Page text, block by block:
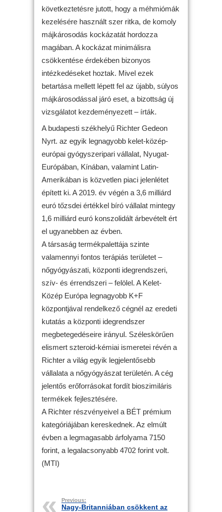
következtetésre jutott, hogy a méhmiómák
kezelésére használt szer ritka, de komoly
májkárosodás kockázatát hordozza
magában. A kockázat minimálisra
csökkentése érdekében bizonyos
intézkedéseket hoztak. Mivel ezek
betartása mellett lépett fel az újabb, súlyos
májkárosodással járó eset, a bizottság új
vizsgálatot kezdeményezett – írták.
A budapesti székhelyű Richter Gedeon
Nyrt. az egyik legnagyobb kelet-közép-
európai gyógyszeripari vállalat, Nyugat-
Európában, Kínában, valamint Latin-
Amerikában is közvetlen piaci jelenlétet
épített ki. A 2019. év végén a 3,6 milliárd
euró tőzsdei értékkel bíró vállalat mintegy
1,6 milliárd euró konszolidált árbevételt ért
el ugyanebben az évben.
A társaság termékpalettája szinte
valamennyi fontos terápiás területet –
nőgyógyászati, központi idegrendszeri,
szív- és érrendszeri – felölel. A Kelet-
Közép Európa legnagyobb K+F
központjával rendelkező cégnél az eredeti
kutatás a központi idegrendszer
megbetegedéseire irányul. Széleskörűen
elismert szteroid-kémiai ismeretei révén a
Richter a világ egyik legjelentősebb
vállalata a nőgyógyászat területén. A cég
jelentős erőforrásokat fordít bioszimiláris
termékek fejlesztésére.
A Richter részvényeivel a BÉT prémium
kategóriájában kereskednek. Az elmúlt
évben a legmagasabb árfolyama 7150
forint, a legalacsonyabb 4702 forint volt.
(MTI)
Previous:
Nagy-Britanniában csökkent az